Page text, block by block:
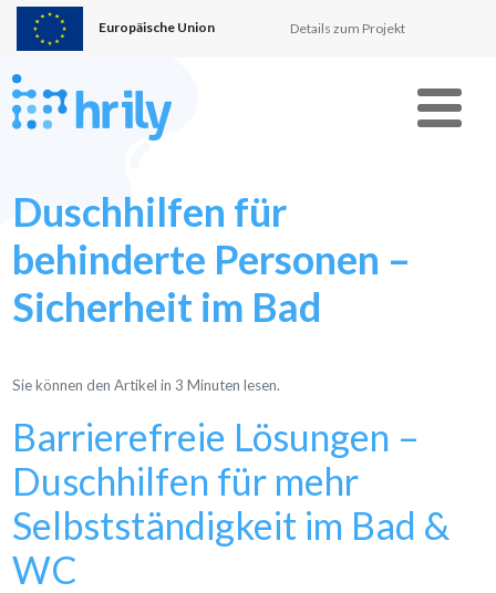
Europäische Union Details zum Projekt
Menu
Duschhilfen für
behinderte Personen –
Sicherheit im Bad
Sie können den Artikel in 3 Minuten lesen.
Barrierefreie Lösungen –
Duschhilfen für mehr
Selbstständigkeit im Bad &
WC